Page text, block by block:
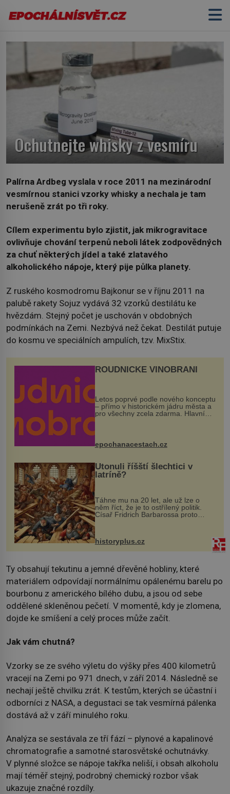
Ochutnejte whisky z vesmíru
Palírna Ardbeg vyslala v roce 2011 na mezinárodní
vesmírnou stanici vzorky whisky a nechala je tam
nerušeně zrát po tři roky.
Cílem experimentu bylo zjistit, jak mikrogravitace
ovlivňuje chování terpenů neboli látek zodpovědných
za chuť některých jídel a také zlatavého
alkoholického nápoje, který pije půlka planety.
Z ruského kosmodromu Bajkonur se v říjnu 2011 na
palubě rakety Sojuz vydává 32 vzorků destilátu ke
hvězdám. Stejný počet je uschován v obdobných
podmínkách na Zemi. Nezbývá než čekat. Destilát putuje
do kosmu ve speciálních ampulích, tzv. MixStix.
ROUDNICKÉ VINOBRANÍ
Letos poprvé podle nového konceptu
– přímo v historickém jádru města a
pro všechny zcela zdarma. Hlavní
program se odehraje na Karlově a
mohou těšit na víno, burčák, pes...
epochanacestach.cz
Utonuli říšští šlechtici v
latríně?
Táhne mu na 20 let, ale už lze o
něm říct, že je to ostřílený politik.
Císař Fridrich Barbarossa proto
posílá svého syna a dědice Jindřicha
VI. do Erfurtu, aby se stal
prostředníkem při řešení sporu m...
historyplus.cz
Ty obsahují tekutinu a jemné dřevěné hobliny, které
materiálem odpovídají normálnímu opálenému barelu po
bourbonu z amerického bílého dubu, a jsou od sebe
oddělené skleněnou pečetí. V momentě, kdy je zlomena,
dojde ke smíšení a celý proces může začít.
Jak vám chutná?
Vzorky se ze svého výletu do výšky přes 400 kilometrů
vracejí na Zemi po 971 dnech, v září 2014. Následně se
nechají ještě chvilku zrát. K testům, kterých se účastní i
odborníci z NASA, a degustaci se tak vesmírná pálenka
dostává až v září minulého roku.
Analýza se sestávala ze tří fází – plynové a kapalinové
chromatografie a samotné starosvětské ochutnávky.
V plynné složce se nápoje takřka neliší, i obsah alkoholu
mají téměř stejný, podrobný chemický rozbor však
ukazuje značné rozdíly.